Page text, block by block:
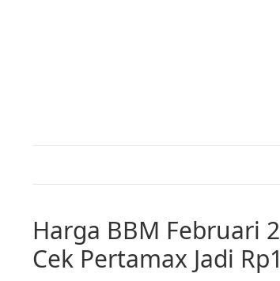
Harga BBM Februari
Cek Pertamax Jadi